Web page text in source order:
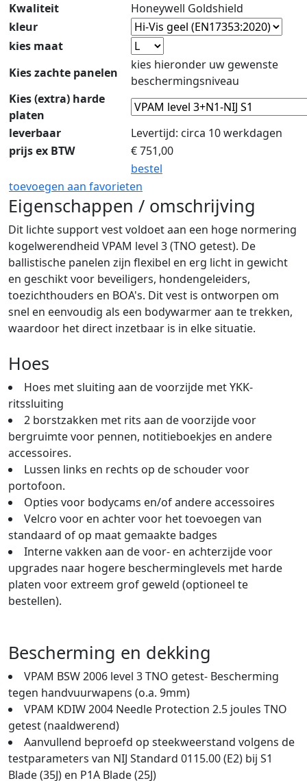
Kwaliteit
Honeywell Goldshield
kleur
kies maat
Kies zachte panelen
kies hieronder uw gewenste
beschermingsniveau
Kies (extra) harde
platen
leverbaar
Levertijd: circa 10 werkdagen
prijs ex BTW
€751,00
bestel
toevoegen aan favorieten
Eigenschappen / omschrijving
Dit lichte support vest voldoet aan een hoge normering
kogelwerendheid VPAM level 3 (TNO getest). De
ballistische panelen zijn flexibel en erg licht in gewicht
en geschikt voor beveiligers, hondengeleiders,
toezichthouders en BOA's. Dit vest is ontworpen om
snel en eenvoudig als een bodywarmer aan te trekken,
waardoor het direct inzetbaar is in elke situatie.
Hoes
Hoes met sluiting aan de voorzijde met YKK-
ritssluiting
2 borstzakken met rits aan de voorzijde voor
bergruimte voor pennen, notitieboekjes en andere
accessoires.
Lussen links en rechts op de schouder voor
portofoon.
Opties voor bodycams en/of andere accessoires
Velcro voor en achter voor het toevoegen van
standaard of op maat gemaakte badges
Interne vakken aan de voor- en achterzijde voor
upgrades naar hogere bescherminglevels met harde
platen voor extreem grof geweld (optioneel te
bestellen).
Bescherming en dekking
VPAM BSW 2006 level 3 TNO getest- Bescherming
tegen handvuurwapens (o.a. 9mm)
VPAM KDIW 2004 Needle Protection 2.5 joules TNO
getest (naaldwerend)
Aanvullend beproefd op steekweerstand volgens de
testparameters van NIJ Standard 0115.00 (E2) bij S1
Blade (35J) en P1A Blade (25J)